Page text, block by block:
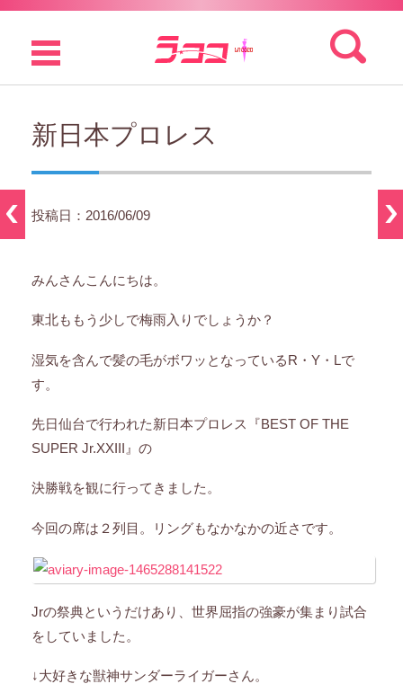
検索:
コンテンツに移動
新日本プロレス
投稿日：2016/06/09
みんさんこんにちは。
東北ももう少しで梅雨入りでしょうか？
湿気を含んで髪の毛がボワッとなっているR・Y・Lで
す。
先日仙台で行われた新日本プロレス『BEST OF THE
SUPER Jr.XXIII』の
決勝戦を観に行ってきました。
今回の席は２列目。リングもなかなかの近さです。
Jrの祭典というだけあり、世界屈指の強豪が集まり試合
をしていました。
↓大好きな獣神サンダーライガーさん。